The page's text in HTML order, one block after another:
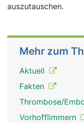
auszutauschen.
Mehr zum
Aktuell
Fakten
Thrombose/
Vorhofflimmern